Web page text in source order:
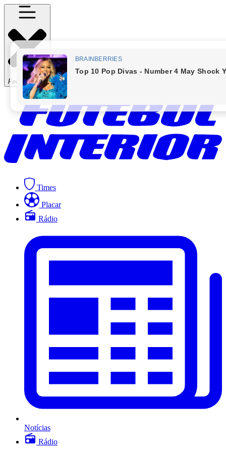
Fechar Menu
Times
Placar
Rádio
Notícias
Rádio